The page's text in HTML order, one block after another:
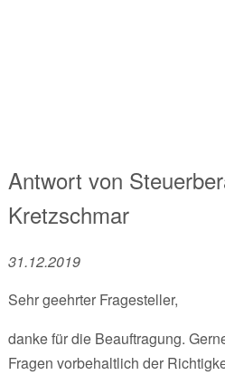
Antwort von
Kretzschmar
31.12.2019
Sehr geehrter Fragesteller,
danke für die Beauftragung.
Fragen vorbehaltlich der